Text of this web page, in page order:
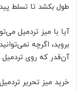
طول بکشد تا تسلط
آیا با میز تردمیل
بروید، اگرچه
آن‌قدر که روی
خرید میز تحریر